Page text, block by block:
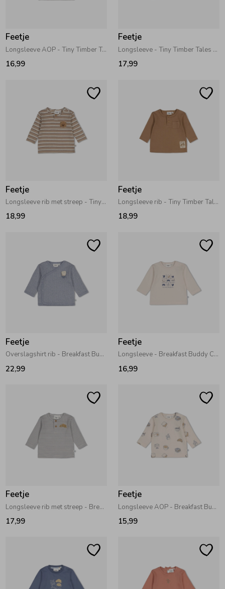
Feetje
Longsleeve AOP - Tiny Timber Tales Grijs melange
16,99
Feetje
Longsleeve - Tiny Timber Tales Offwhite
17,99
Feetje
Longsleeve rib met streep - Tiny Timber Tales Grijs melange
18,99
Feetje
Longsleeve rib - Tiny Timber Tales Camel
18,99
Feetje
Overslagshirt rib - Breakfast Buddy Blauw melange
22,99
Feetje
Longsleeve - Breakfast Buddy Creme
16,99
Feetje
Longsleeve rib met streep - Breakfast Buddy Blauw
17,99
Feetje
Longsleeve AOP - Breakfast Buddy Creme
15,99